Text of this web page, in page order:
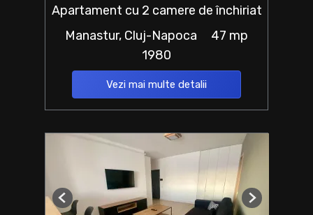
Apartament cu 2 camere de închiriat
Manastur, Cluj-Napoca
47 mp
1980
Vezi mai multe detalii
Previous Next